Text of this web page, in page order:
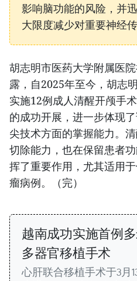
影响脑功能的风险，并
大限度减少对重要神经
胡志明市医药大学附属医
露，自2025年至今，胡志
实施12例成人清醒开颅手
的成功开展，进一步体现
尖技术方面的掌握能力。
切除能力，也在保留患者
挥了重要作用，尤其适用
瘤病例。（完）
越南成功实施首例
多器官移植手术
心肝联合移植手术于3月